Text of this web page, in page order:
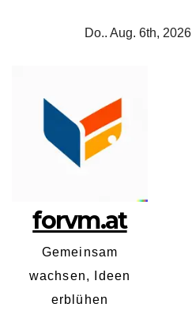
Do.. Aug. 6th, 2026
forvm.at
Gemeinsam
wachsen, Ideen
erblühen